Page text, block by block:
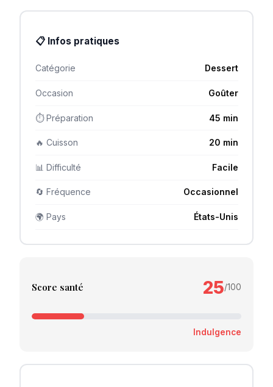
📋 Infos pratiques
Catégorie Dessert
Occasion Goûter
⏱ Préparation 45 min
🔥 Cuisson 20 min
📊 Difficulté Facile
🔄 Fréquence Occasionnel
🌍 Pays États-Unis
Score santé 25/100
Indulgence